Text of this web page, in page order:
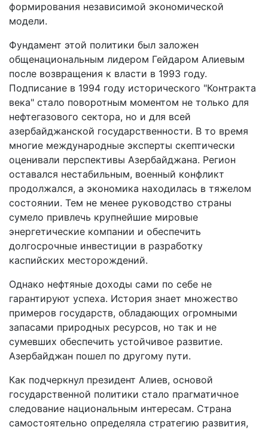
формирования независимой экономической
модели.
Фундамент этой политики был заложен
общенациональным лидером Гейдаром Алиевым
после возвращения к власти в 1993 году.
Подписание в 1994 году исторического "Контракта
века" стало поворотным моментом не только для
нефтегазового сектора, но и для всей
азербайджанской государственности. В то время
многие международные эксперты скептически
оценивали перспективы Азербайджана. Регион
оставался нестабильным, военный конфликт
продолжался, а экономика находилась в тяжелом
состоянии. Тем не менее руководство страны
сумело привлечь крупнейшие мировые
энергетические компании и обеспечить
долгосрочные инвестиции в разработку
каспийских месторождений.
Однако нефтяные доходы сами по себе не
гарантируют успеха. История знает множество
примеров государств, обладающих огромными
запасами природных ресурсов, но так и не
сумевших обеспечить устойчивое развитие.
Азербайджан пошел по другому пути.
Как подчеркнул президент Алиев, основой
государственной политики стало прагматичное
следование национальным интересам. Страна
самостоятельно определяла стратегию развития,